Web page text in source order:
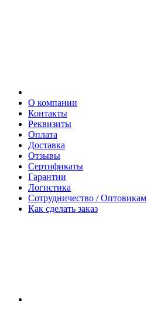
О компании
Контакты
Реквизиты
Оплата
Доставка
Отзывы
Сертификаты
Гарантии
Логистика
Сотрудничество / Оптовикам
Как сделать заказ